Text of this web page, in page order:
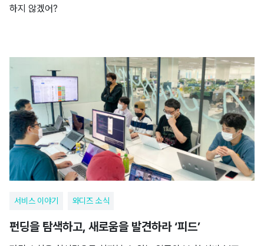
하지 않겠어?
서비스 이야기 와디즈 소식
펀딩을 탐색하고, 새로움을 발견하라 ‘피드’